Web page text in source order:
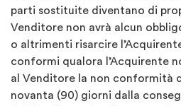
parti sostituite diventano di
Venditore non avrà alcun
o altrimenti risarcire
conformi qualora l’Acquirente
al Venditore la non conformità
novanta (90) giorni dalla